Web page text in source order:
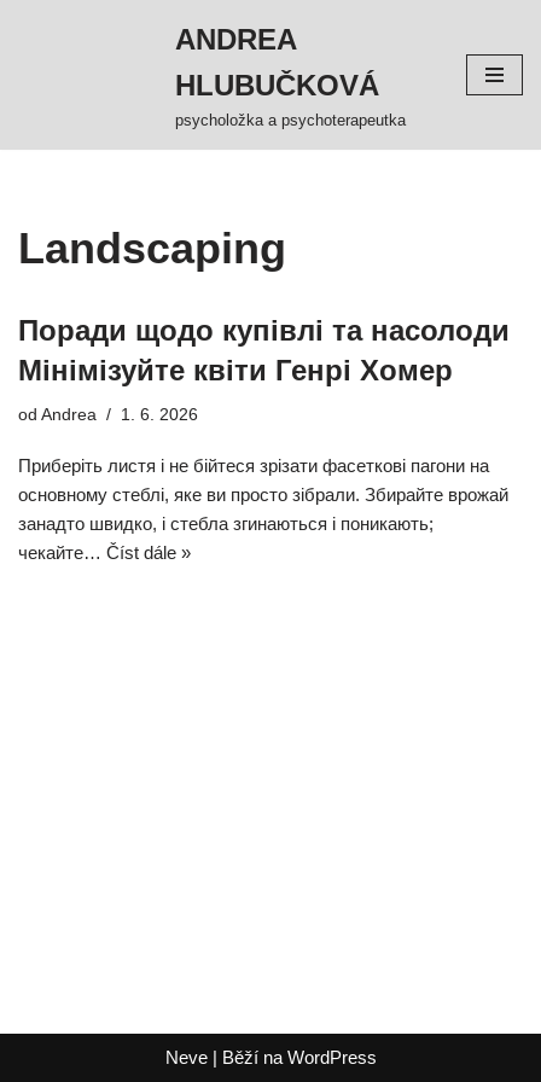
ANDREA
HLUBUČKOVÁ
psycholožka a psychoterapeutka
Landscaping
Поради щодо купівлі та насолоди
Мінімізуйте квіти Генрі Хомер
od Andrea 1. 6. 2026
Приберіть листя і не бійтеся зрізати фасеткові пагони на
основному стеблі, яке ви просто зібрали. Збирайте врожай
занадто швидко, і стебла згинаються і поникають;
чекайте… Číst dále »
Neve| Běží na WordPress